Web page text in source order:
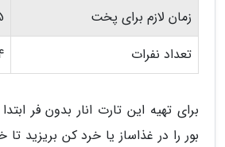
زمان لازم برای پخت
تعداد نفرات
4
برای تهیه این تارت انار بدون فر
بور را در غذاساز یا خرد کن بریزید تا